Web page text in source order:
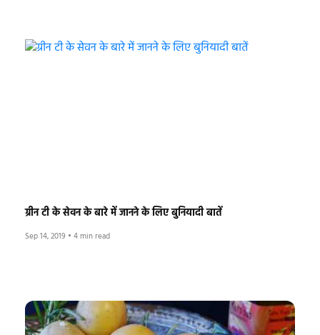
ग्रीन टी के सेवन के बारे में जानने के लिए बुनियादी बातें
Sep 14, 2019 • 4 min read